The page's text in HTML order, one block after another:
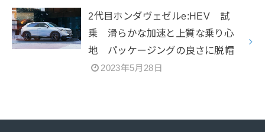
2代目ホンダヴェゼルe:HEV 試
乗 滑らかな加速と上質な乗り心
地 パッケージングの良さに脱帽
2023年5月28日